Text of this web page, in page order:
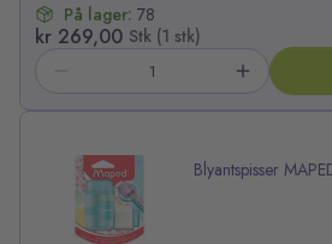
kr 269,00 Stk (1 stk)
På lager: 78
Blyantspisser